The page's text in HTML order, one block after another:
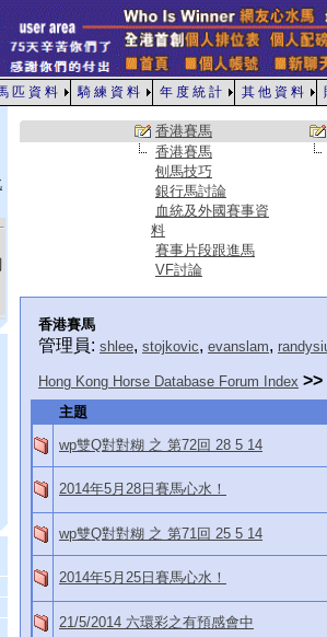
匹 資 料 騎 練 資 料 年 度 統 計 其 他 資 料
香港賽馬
香港賽馬
刨馬技巧
銀行馬討論
血統及外國賽事資
料
賽事片段跟進馬
VF討論
香港賽馬
管理員: shlee, stojkovic, evanslam,
Hong Kong Horse Database Forum Index >>
主題
wp雙Q對對糊 之 第72回 28 5 14
2014年5月28日賽馬心水！
wp雙Q對對糊 之 第71回 25 5 14
2014年5月25日賽馬心水！
21/5/2014 六環彩之有預感會中